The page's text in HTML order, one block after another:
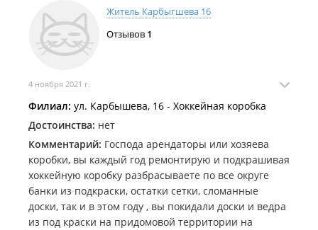
Житель Карбыгшева 16
Отзывов 1
4 ноября 2021 г.
Филиал: ул. Карбышева, 16 - Хоккейная коробка
Достоинства: нет
Комментарий: Господа арендаторы или хозяева
коробки, вы каждый год ремонтирую и подкрашивая
хоккейную коробку разбрасываете по все округе
банки из подкраски, остатки сетки, сломанные
доски, так и в этом году , вы покидали доски и ведра
из под краски на придомовой территории на